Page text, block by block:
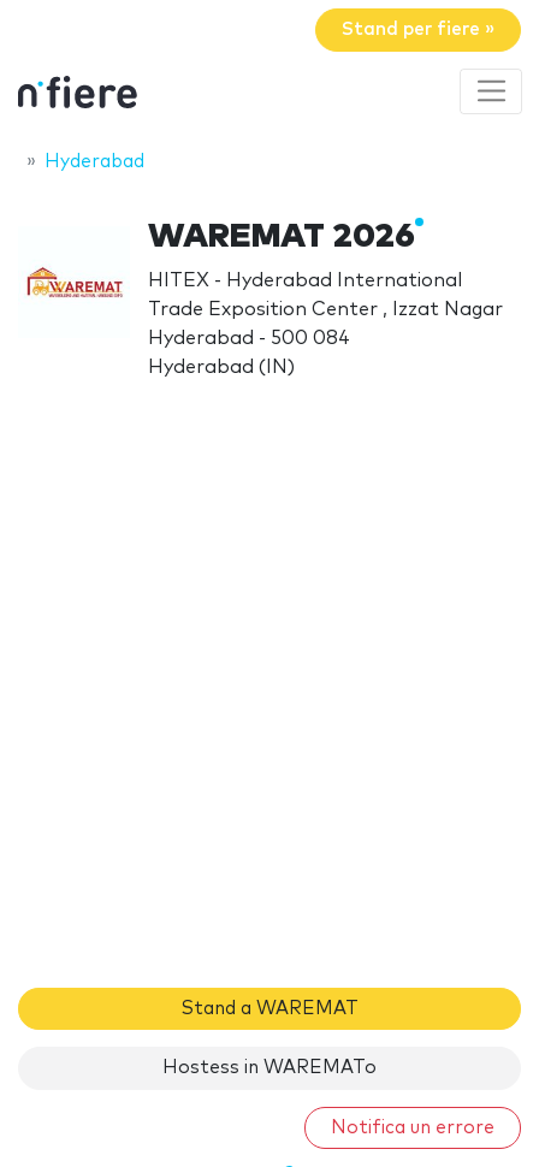
Stand per fiere »
Hyderabad
WAREMAT 2026
HITEX - Hyderabad International
Trade Exposition Center , Izzat Nagar
Hyderabad - 500 084
Hyderabad (IN)
Stand a WAREMAT
Hostess in WAREMATo
Notifica un errore